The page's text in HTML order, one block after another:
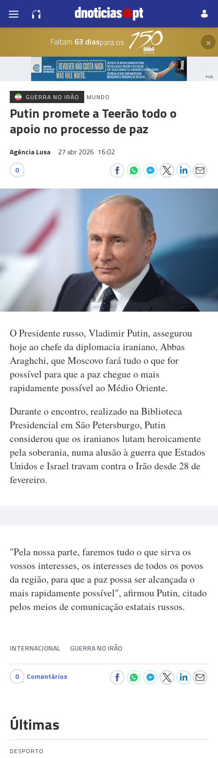
Faltam 63 diaspara os ×
PUB
GUERRA NO IRÃO MUNDO
Putin promete a Teerão todo o
apoio no processo de paz
Agência Lusa 27 abr 2026 16:02
0
O Presidente russo, Vladimir Putin, assegurou
hoje ao chefe da diplomacia iraniano, Abbas
Araghchi, que Moscovo fará tudo o que for
possível para que a paz chegue o mais
rapidamente possível ao Médio Oriente.
Durante o encontro, realizado na Biblioteca
Presidencial em São Petersburgo, Putin
considerou que os iranianos lutam heroicamente
pela soberania, numa alusão à guerra que Estados
Unidos e Israel travam contra o Irão desde 28 de
fevereiro.
"Pela nossa parte, faremos tudo o que sirva os
vossos interesses, os interesses de todos os povos
da região, para que a paz possa ser alcançada o
mais rapidamente possível", afirmou Putin, citado
pelos meios de comunicação estatais russos.
INTERNACIONAL GUERRA NO IRÃO
0 Comentários
Últimas
DESPORTO